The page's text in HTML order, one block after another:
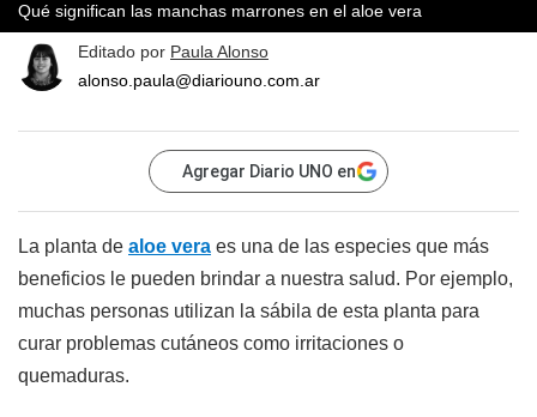
Qué significan las manchas marrones en el aloe vera
Editado por Paula Alonso
alonso.paula@diariouno.com.ar
Agregar Diario UNO en
La planta de aloe vera es una de las especies que más
beneficios le pueden brindar a nuestra salud. Por ejemplo,
muchas personas utilizan la sábila de esta planta para
curar problemas cutáneos como irritaciones o
quemaduras.